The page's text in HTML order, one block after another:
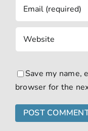
Save my name,
browser for the